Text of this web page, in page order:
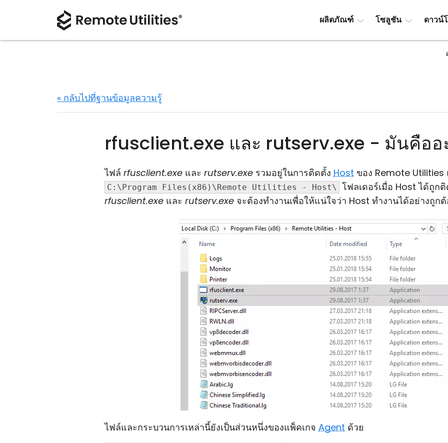
ผลิตภัณฑ์ โซลูชัน ดาวน์
« กลับไปที่ฐานข้อมูลความรู้
rfusclient.exe และ rutserv.exe - มันคืออ
ไฟล์ rfusclient.exe และ rutserv.exe รวมอยู่ในการติดตั้ง Host ของ Remote Utilities
C:\Program Files(x86)\Remote Utilities - Host\
โฟลเดอร์เมื่อ Host ได้ถูก
rfusclient.exe และ rutserv.exe จะต้องทำงานเพื่อให้แน่ใจว่า Host ทำงานได้อย่างถูกต้
ไฟล์และกระบวนการเหล่านี้ยังเป็นส่วนหนึ่งของแพ็คเกจ Agent ด้วย